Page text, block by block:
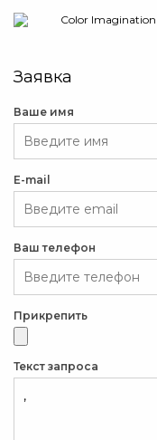
Заявка
Ваше имя
E-mail
Ваш телефон
Прикрепить
Текст запроса